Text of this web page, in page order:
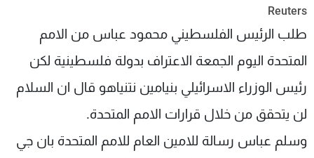
Reuters
طلب الرئيس الفلسطيني محمود عباس من الامم
المتحدة اليوم الجمعة الاعتراف بدولة فلسطينية لكن
رئيس الوزراء الاسرائيلي بنيامين نتنياهو قال ان السلام
لن يتحقق من خلال قرارات الامم المتحدة.
وسلم عباس رسالة للامين العام للامم المتحدة بان جي
الإنـتـاج
تواصل معنا
سياسة الخصوصية